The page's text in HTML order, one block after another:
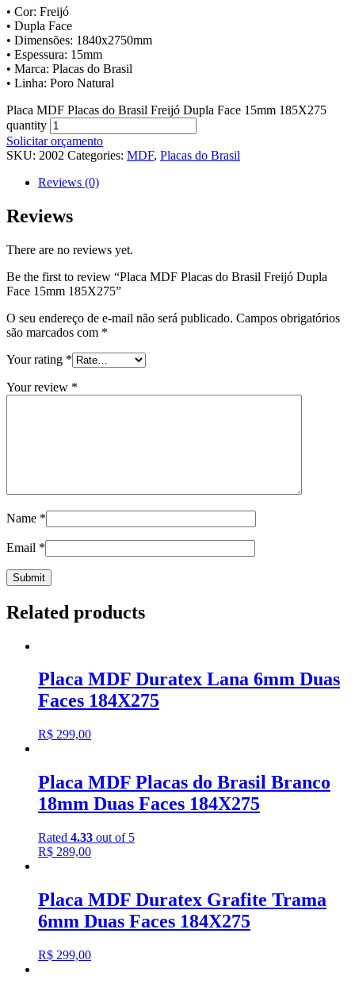
• Cor: Freijó
• Dupla Face
• Dimensões: 1840x2750mm
• Espessura: 15mm
• Marca: Placas do Brasil
• Linha: Poro Natural
Placa MDF Placas do Brasil Freijó Dupla Face 15mm 185X275
quantity
Solicitar orçamento
SKU: 2002 Categories: MDF, Placas do Brasil
Reviews (0)
Reviews
There are no reviews yet.
Be the first to review “Placa MDF Placas do Brasil Freijó Dupla
Face 15mm 185X275”
O seu endereço de e-mail não será publicado. Campos obrigatórios
são marcados com *
Your rating *
Your review *
Name *
Email *
Related products
Placa MDF Duratex Lana 6mm Duas
Faces 184X275
R$ 299,00
Placa MDF Placas do Brasil Branco
18mm Duas Faces 184X275
Rated 4.33 out of 5
R$ 289,00
Placa MDF Duratex Grafite Trama
6mm Duas Faces 184X275
R$ 299,00